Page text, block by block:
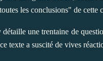
les conclusions" de cette
une trentaine de
texte a suscité de vives